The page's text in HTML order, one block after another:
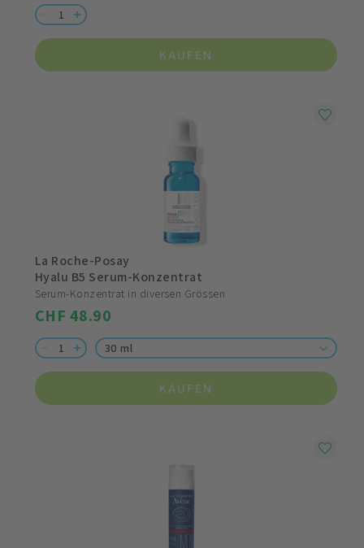
KAUFEN
La Roche-Posay
Hyalu B5 Serum-Konzentrat
Serum-Konzentrat in diversen Grössen
CHF 48.90
30 ml
KAUFEN